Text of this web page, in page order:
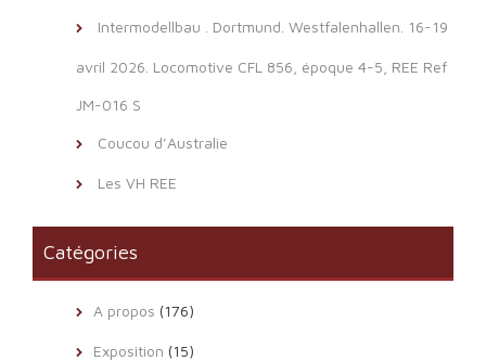
Intermodellbau . Dortmund. Westfalenhallen. 16-19
avril 2026. Locomotive CFL 856, époque 4-5, REE Ref
JM-016 S
Coucou d’Australie
Les VH REE
Catégories
A propos (176)
Exposition (15)